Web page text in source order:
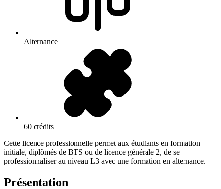
Alternance
60 crédits
Cette licence professionnelle permet aux étudiants en formation
initiale, diplômés de BTS ou de licence générale 2, de se
professionnaliser au niveau L3 avec une formation en alternance.
Présentation